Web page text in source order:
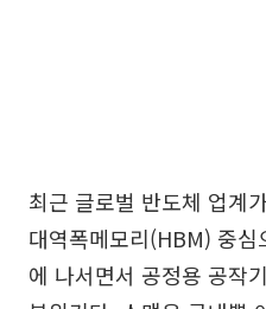
최근 글로벌 반도체 업계
대역폭메모리(HBM) 중심
에 나서면서 공정용 공작